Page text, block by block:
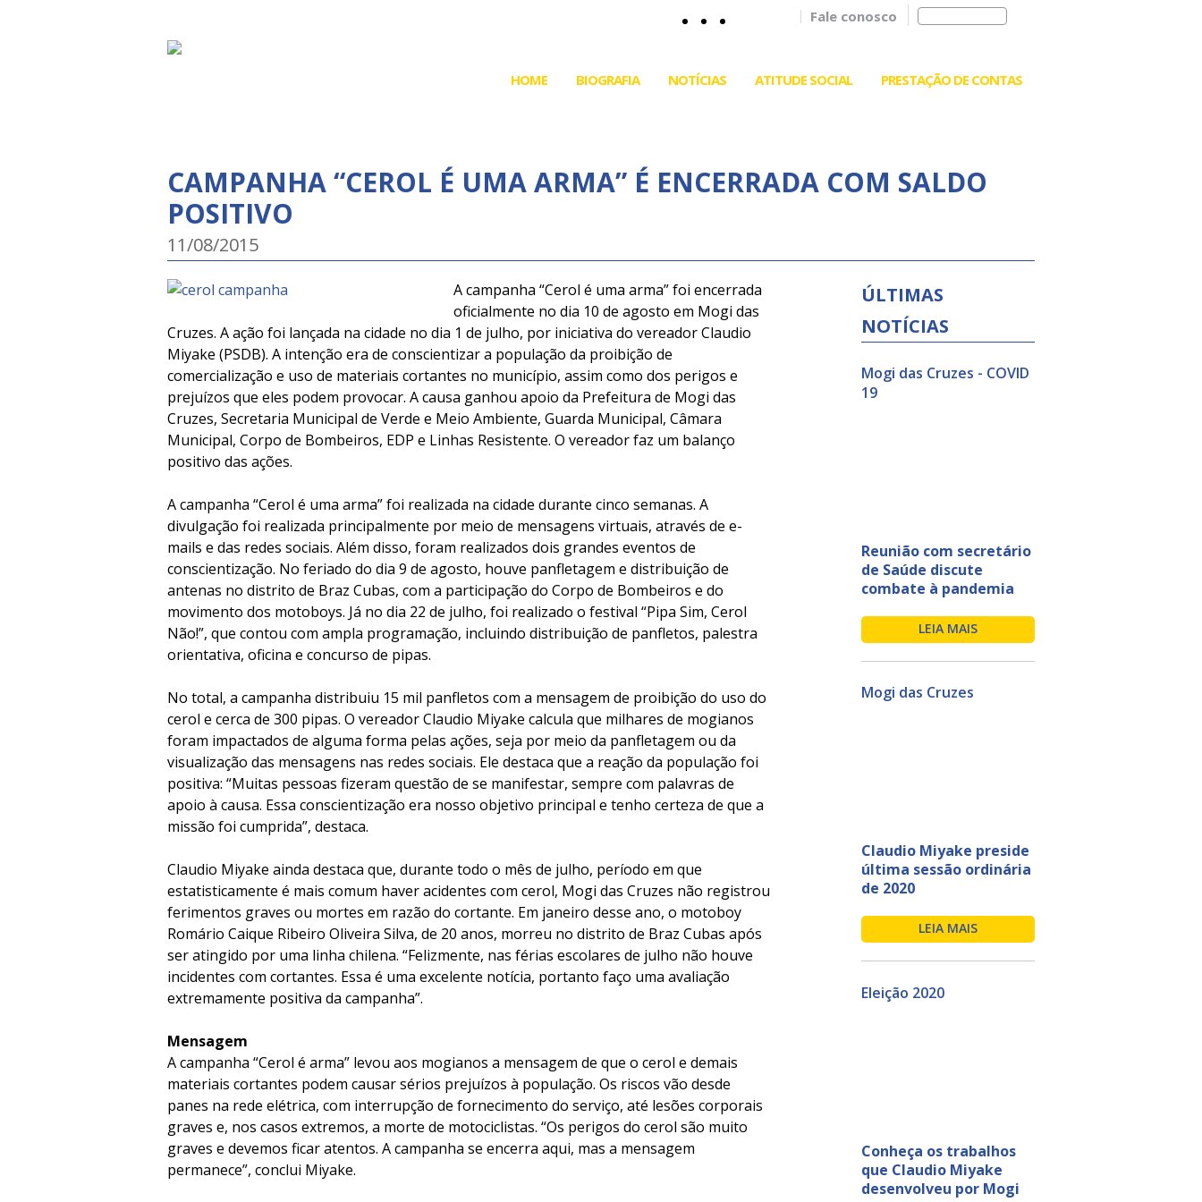
Fale conosco
HOME BIOGRAFIA NOTÍCIAS ATITUDE SOCIAL PRESTAÇÃO DE CONTAS
CAMPANHA “CEROL É UMA ARMA” É ENCERRADA COM SALDO
POSITIVO
11/08/2015
A campanha “Cerol é uma arma” foi encerrada
oficialmente no dia 10 de agosto em Mogi das
Cruzes. A ação foi lançada na cidade no dia 1 de julho, por iniciativa do vereador Claudio
Miyake (PSDB). A intenção era de conscientizar a população da proibição de
comercialização e uso de materiais cortantes no município, assim como dos perigos e
prejuízos que eles podem provocar. A causa ganhou apoio da Prefeitura de Mogi das
Cruzes, Secretaria Municipal de Verde e Meio Ambiente, Guarda Municipal, Câmara
Municipal, Corpo de Bombeiros, EDP e Linhas Resistente. O vereador faz um balanço
positivo das ações.
A campanha “Cerol é uma arma” foi realizada na cidade durante cinco semanas. A
divulgação foi realizada principalmente por meio de mensagens virtuais, através de e-
mails e das redes sociais. Além disso, foram realizados dois grandes eventos de
conscientização. No feriado do dia 9 de agosto, houve panfletagem e distribuição de
antenas no distrito de Braz Cubas, com a participação do Corpo de Bombeiros e do
movimento dos motoboys. Já no dia 22 de julho, foi realizado o festival “Pipa Sim, Cerol
Não!”, que contou com ampla programação, incluindo distribuição de panfletos, palestra
orientativa, oficina e concurso de pipas.
No total, a campanha distribuiu 15 mil panfletos com a mensagem de proibição do uso do
cerol e cerca de 300 pipas. O vereador Claudio Miyake calcula que milhares de mogianos
foram impactados de alguma forma pelas ações, seja por meio da panfletagem ou da
visualização das mensagens nas redes sociais. Ele destaca que a reação da população foi
positiva: “Muitas pessoas fizeram questão de se manifestar, sempre com palavras de
apoio à causa. Essa conscientização era nosso objetivo principal e tenho certeza de que a
missão foi cumprida”, destaca.
Claudio Miyake ainda destaca que, durante todo o mês de julho, período em que
estatisticamente é mais comum haver acidentes com cerol, Mogi das Cruzes não registrou
ferimentos graves ou mortes em razão do cortante. Em janeiro desse ano, o motoboy
Romário Caique Ribeiro Oliveira Silva, de 20 anos, morreu no distrito de Braz Cubas após
ser atingido por uma linha chilena. “Felizmente, nas férias escolares de julho não houve
incidentes com cortantes. Essa é uma excelente notícia, portanto faço uma avaliação
extremamente positiva da campanha”.
Mensagem
A campanha “Cerol é arma” levou aos mogianos a mensagem de que o cerol e demais
materiais cortantes podem causar sérios prejuízos à população. Os riscos vão desde
panes na rede elétrica, com interrupção de fornecimento do serviço, até lesões corporais
graves e, nos casos extremos, a morte de motociclistas. “Os perigos do cerol são muito
graves e devemos ficar atentos. A campanha se encerra aqui, mas a mensagem
permanece”, conclui Miyake.
ÚLTIMAS
NOTÍCIAS
Mogi das Cruzes - COVID
19
Reunião com secretário
de Saúde discute
combate à pandemia
LEIA MAIS
Mogi das Cruzes
Claudio Miyake preside
última sessão ordinária
de 2020
LEIA MAIS
Eleição 2020
Conheça os trabalhos
que Claudio Miyake
desenvolveu por Mogi